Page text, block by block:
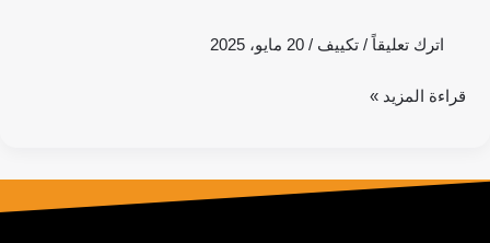
اترك تعليقاً /تكييف /20 مايو، 2025
قراءة المزيد »